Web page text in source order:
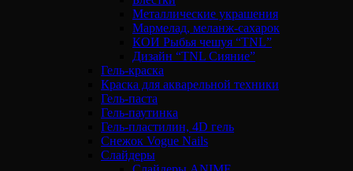
Металлические украшения
Мармелад, меланж-сахарок
КОИ Рыбья чешуя “TNL”
Дизайн “TNL Сияние”
Гель-краска
Краска для акварельной техники
Гель-паста
Гель-паутинка
Гель-пластилин, 4D гель
Снежок Vogue Nails
Слайдеры